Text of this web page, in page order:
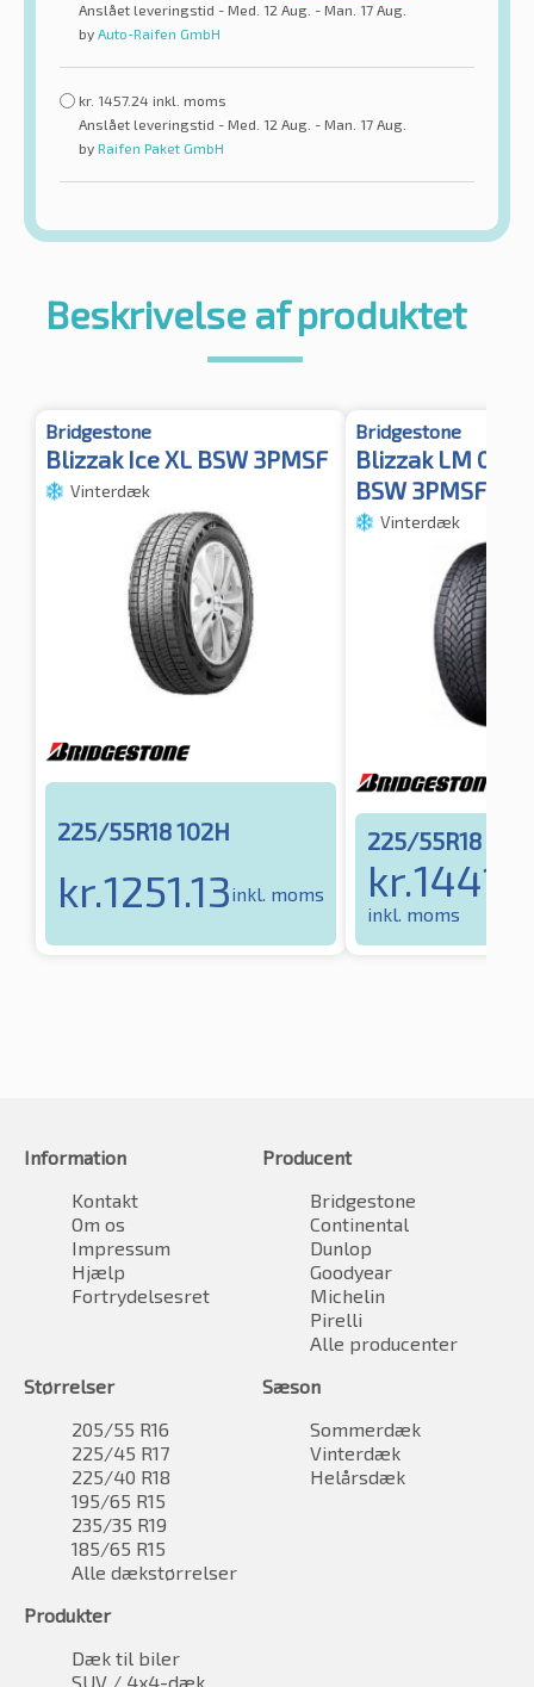
Anslået leveringstid - Med. 12 Aug. - Man. 17 Aug.
by Auto-Raifen GmbH
kr. 1457.24 inkl. moms
Anslået leveringstid - Med. 12 Aug. - Man. 17 Aug.
by Raifen Paket GmbH
Beskrivelse af produktet
Bridgestone
Blizzak Ice XL BSW 3PMSF
Vinterdæk
225/55R18 102H
kr.1251.13inkl. moms
Bridgestone
Blizzak LM 005
BSW 3PMSF
Vinterdæk
225/55R18
kr.
inkl. moms
Information
Kontakt
Om os
Impressum
Hjælp
Fortrydelsesret
Producent
Bridgestone
Continental
Dunlop
Goodyear
Michelin
Pirelli
Alle producenter
Størrelser
205/55 R16
225/45 R17
225/40 R18
195/65 R15
235/35 R19
185/65 R15
Alle dækstørrelser
Sæson
Sommerdæk
Vinterdæk
Helårsdæk
Produkter
Dæk til biler
SUV / 4x4-dæk